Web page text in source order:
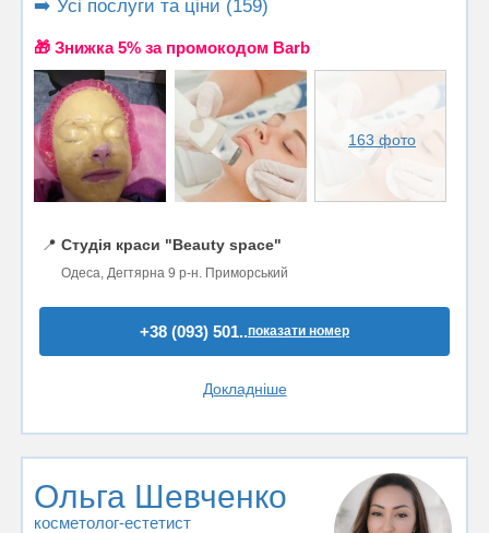
➡️ Усі послуги та ціни (159)
🎁 Знижка 5% за промокодом Barb
163 фото
📍 Студія краси "Beauty space"
Одеса, Дегтярна 9 р-н. Приморський
+38 (093) 501..показати номер
Докладніше
Ольга Шевченко
косметолог-естетист